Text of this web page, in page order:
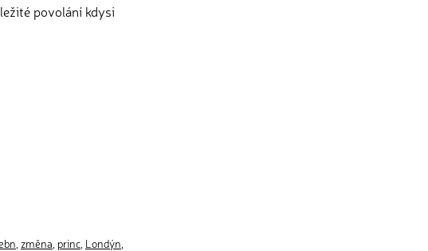
povolání kdysi
změna princ Londýn